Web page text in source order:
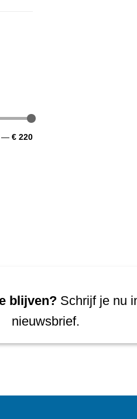
€ 220
blijven?Schrijf je nu
nieuwsbrief.